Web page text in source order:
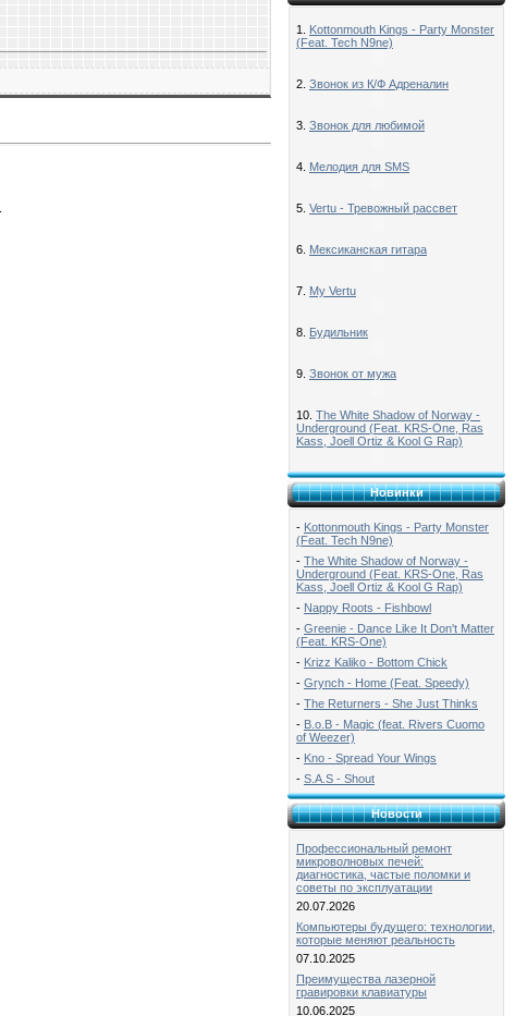
1. Kottonmouth Kings - Party Monster
(Feat. Tech N9ne)
2. Звонок из К/Ф Адреналин
3. Звонок для любимой
4. Мелодия для SMS
5. Vertu - Тревожный рассвет
6. Мексиканская гитара
7. My Vertu
8. Будильник
9. Звонок от мужа
10. The White Shadow of Norway -
Underground (Feat. KRS-One, Ras
Kass, Joell Ortiz & Kool G Rap)
Новинки
- Kottonmouth Kings - Party Monster
(Feat. Tech N9ne)
- The White Shadow of Norway -
Underground (Feat. KRS-One, Ras
Kass, Joell Ortiz & Kool G Rap)
- Nappy Roots - Fishbowl
- Greenie - Dance Like It Don't Matter
(Feat. KRS-One)
- Krizz Kaliko - Bottom Chick
- Grynch - Home (Feat. Speedy)
- The Returners - She Just Thinks
- B.o.B - Magic (feat. Rivers Cuomo
of Weezer)
- Kno - Spread Your Wings
- S.A.S - Shout
Новости
Профессиональный ремонт
микроволновых печей:
диагностика, частые поломки и
советы по эксплуатации
20.07.2026
Компьютеры будущего: технологии,
которые меняют реальность
07.10.2025
Преимущества лазерной
гравировки клавиатуры
10.06.2025